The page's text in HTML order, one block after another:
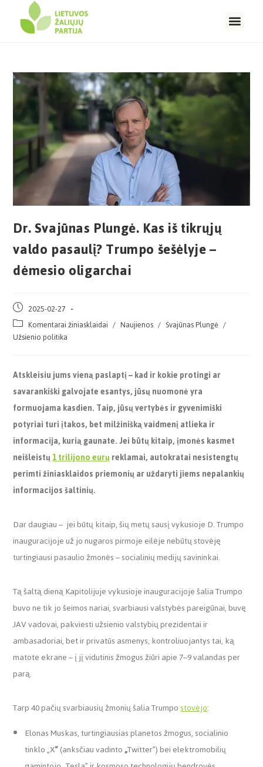
Dr. Svajūnas Plungė. Kas iš tikrųjų
valdo pasaulį? Trumpo šešėlyje –
dėmesio oligarchai
2025-02-27
Komentarai žiniasklaidai / Naujienos / Svajūnas Plungė /
Užsienio politika
Atskleisiu jums vieną paslaptį – kad ir kokie protingi ar
savarankiški galvojate esantys, jūsų nuomonė yra
formuojama kasdien. Taip, jūsų vertybės ir gyvenimiški
potyriai turi įtakos, bet milžinišką vaidmenį atlieka ir
informacija, kurią gaunate. Jei būtų kitaip, įmonės kasmet
neišleistų1 trilijono eurųreklamai, autokratai nesistengtų
perimti žiniasklaidos priemonių ar uždaryti jiems nepalankių
informacijos šaltinių.
Dar daugiau – jei būtų kitaip, šių metų sausį vykusioje D. Trumpo
inauguracijoje už jo nugaros pirmoje eilėje nebūtų stovėję
turtingiausi pasaulio žmonės – socialinių medijų savininkai.
Tą šaltą dieną Kapitolijuje vykusioje inauguracijoje šalia Trumpo
buvo ne tik jo šeimos nariai, svarbiausi valstybės pareigūnai, buvę
JAV vadovai, pakviesti užsienio valstybių prezidentai ir
ambasadoriai, bet ir privatūs asmenys, kontroliuojantys tai, ką
matote ekrane – į jį vidutinis žmogus žiūri apie 7–9 valandas per
parą.
Tarp 40 pačių svarbiausių žmonių šalia Trumpostovėjo:
Elonas Muskas, turtingiausias planetos žmogus, socialinio
tinklo „X“(anksčiau vadinto„Twitter”) bei elektromobilių